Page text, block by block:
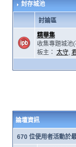
封存城池
討論區
精華集
收集專題城池
板主： 太守,
論壇資訊
670 位使用者活動於